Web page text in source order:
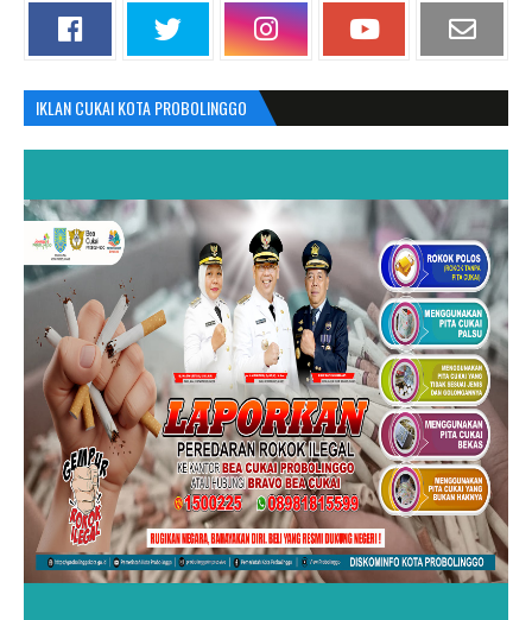
IKLAN CUKAI KOTA PROBOLINGGO